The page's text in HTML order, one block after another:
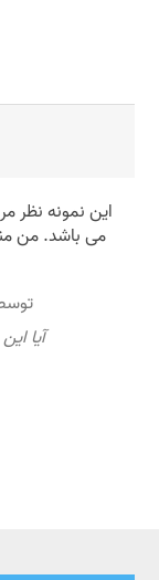
می باشد. من
آیا